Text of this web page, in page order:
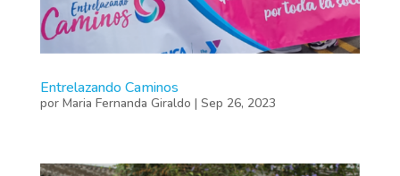
Entrelazando Caminos
por Maria Fernanda Giraldo | Sep 26, 2023